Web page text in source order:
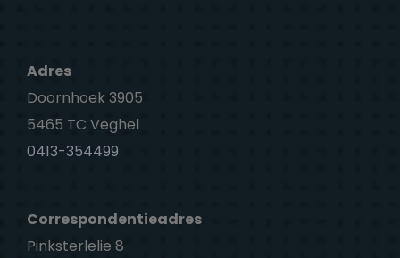
Adres
Doornhoek 3905
5465 TC Veghel
0413-354499
Correspondentieadres
Pinksterlelie 8